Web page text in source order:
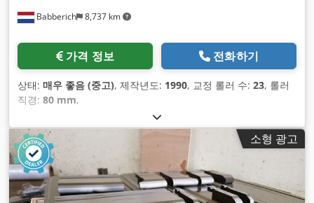
Babberich 8,737 km
가격 정보 전화하기
상태: 매우 좋음 (중고), 제작년도: 1990, 교정 롤러 수: 23, 롤러
직경: 80 mm,
소형 광고